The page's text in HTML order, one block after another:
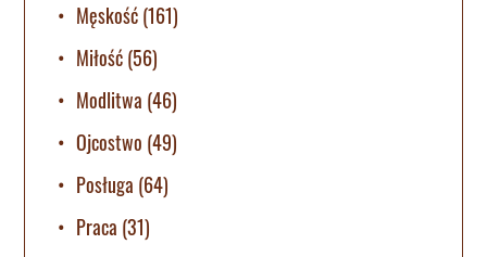
Męskość(161)
Miłość(56)
Modlitwa (46)
Ojcostwo (49)
Posługa (64)
Praca (31)